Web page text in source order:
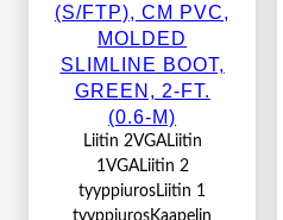
(S/FTP), CM PVC,
MOLDED
SLIMLINE BOOT,
GREEN, 2-FT.
(0.6-M)
Liitin 2VGALiitin
1VGALiitin 2
tyyppiurosLiitin 1
tyyppiurosKaapelin